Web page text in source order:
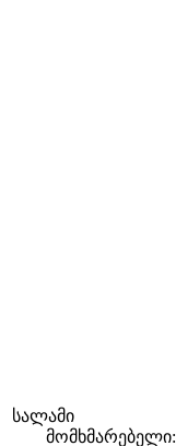
სალამი
მომხმარებელი: